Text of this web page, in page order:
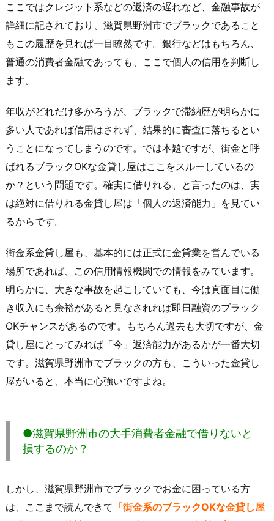
ここではクレジット系などの返済の遅れなど、金融事故が
詳細に記されており、滋賀県野洲市でブラックであること
もこの履歴を見れば一目瞭然です。銀行などはもちろん、
普通の消費者金融であっても、ここで個人の信用を判断し
ます。
年収がどれだけ多かろうが、ブラックで滞納歴が明らかに
多い人であれば信用はされず、結果的に審査に落ちるとい
うことになってしまうのです。では本題ですが、街金と呼
ばれるブラックOKな金貸し屋はここをスルーしているの
か？という問題です。確実に借りれる、と言ったのは、実
は絶対に借りれる金貸し屋は「個人の返済能力」を見てい
るからです。
街金系金貸し屋も、基本的には正式に金貸業を営んでいる
場所であれば、この信用情報機関での情報をみています。
明らかに、大きな事故を起こしていても、今は真面目に働
き収入にも余裕があると見なされれば即日融資のブラック
OKチャンスがあるのです。もちろん過去も大切ですが、金
貸し屋にとってみれば「今」返済能力があるかが一番大切
です。滋賀県野洲市でブラックの方も、こういった金貸し
屋がいると、本当に心強いですよね。
●滋賀県野洲市の大手消費者金融で借りないと
損するのか？
しかし、滋賀県野洲市でブラックでお金に困っている方
は、ここまで読んできて 「街金系のブラックOKな金貸し屋